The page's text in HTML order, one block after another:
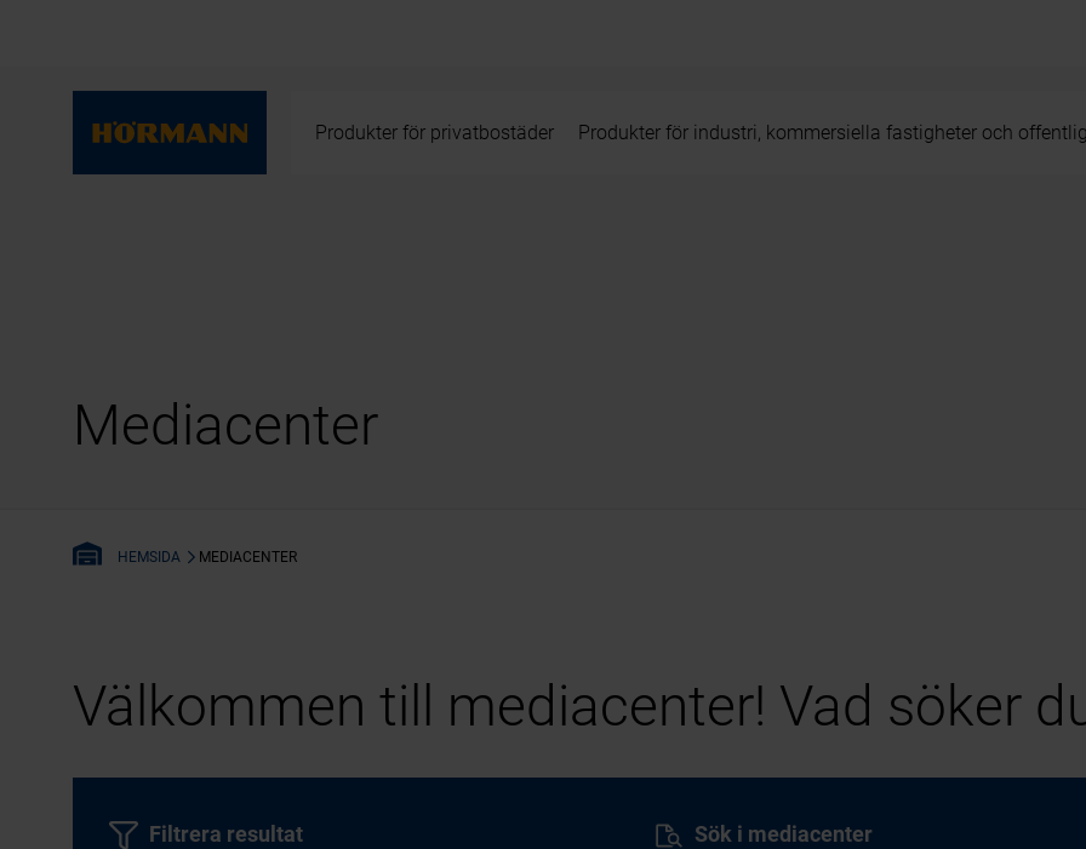
Produkter för privatbostäder Produkter för industri, kommersiella fastigheter och
Mediacenter
HEMSIDA MEDIACENTER
Välkommen till mediacenter! Vad söker
Sök i mediacenter
Filtrera resultat